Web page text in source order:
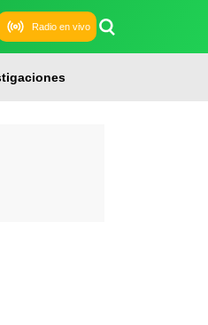
Radio en vivo